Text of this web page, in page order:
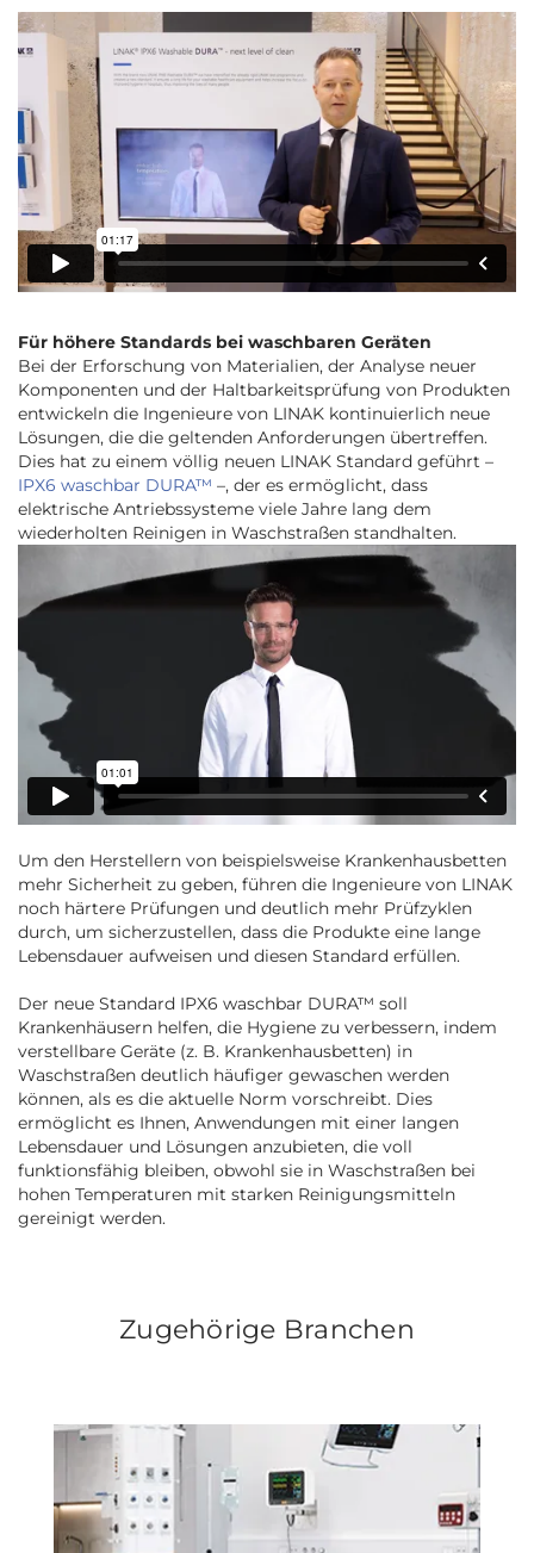
Für höhere Standards bei waschbaren Geräten
Bei der Erforschung von Materialien, der Analyse neuer
Komponenten und der Haltbarkeitsprüfung von Produkten
entwickeln die Ingenieure von LINAK kontinuierlich neue
Lösungen, die die geltenden Anforderungen übertreffen.
Dies hat zu einem völlig neuen LINAK Standard geführt –
IPX6 waschbar DURA™ –, der es ermöglicht, dass
elektrische Antriebssysteme viele Jahre lang dem
wiederholten Reinigen in Waschstraßen standhalten.
Um den Herstellern von beispielsweise Krankenhausbetten
mehr Sicherheit zu geben, führen die Ingenieure von LINAK
noch härtere Prüfungen und deutlich mehr Prüfzyklen
durch, um sicherzustellen, dass die Produkte eine lange
Lebensdauer aufweisen und diesen Standard erfüllen.
Der neue Standard IPX6 waschbar DURA™ soll
Krankenhäusern helfen, die Hygiene zu verbessern, indem
verstellbare Geräte (z. B. Krankenhausbetten) in
Waschstraßen deutlich häufiger gewaschen werden
können, als es die aktuelle Norm vorschreibt. Dies
ermöglicht es Ihnen, Anwendungen mit einer langen
Lebensdauer und Lösungen anzubieten, die voll
funktionsfähig bleiben, obwohl sie in Waschstraßen bei
hohen Temperaturen mit starken Reinigungsmitteln
gereinigt werden.
Zugehörige Branchen